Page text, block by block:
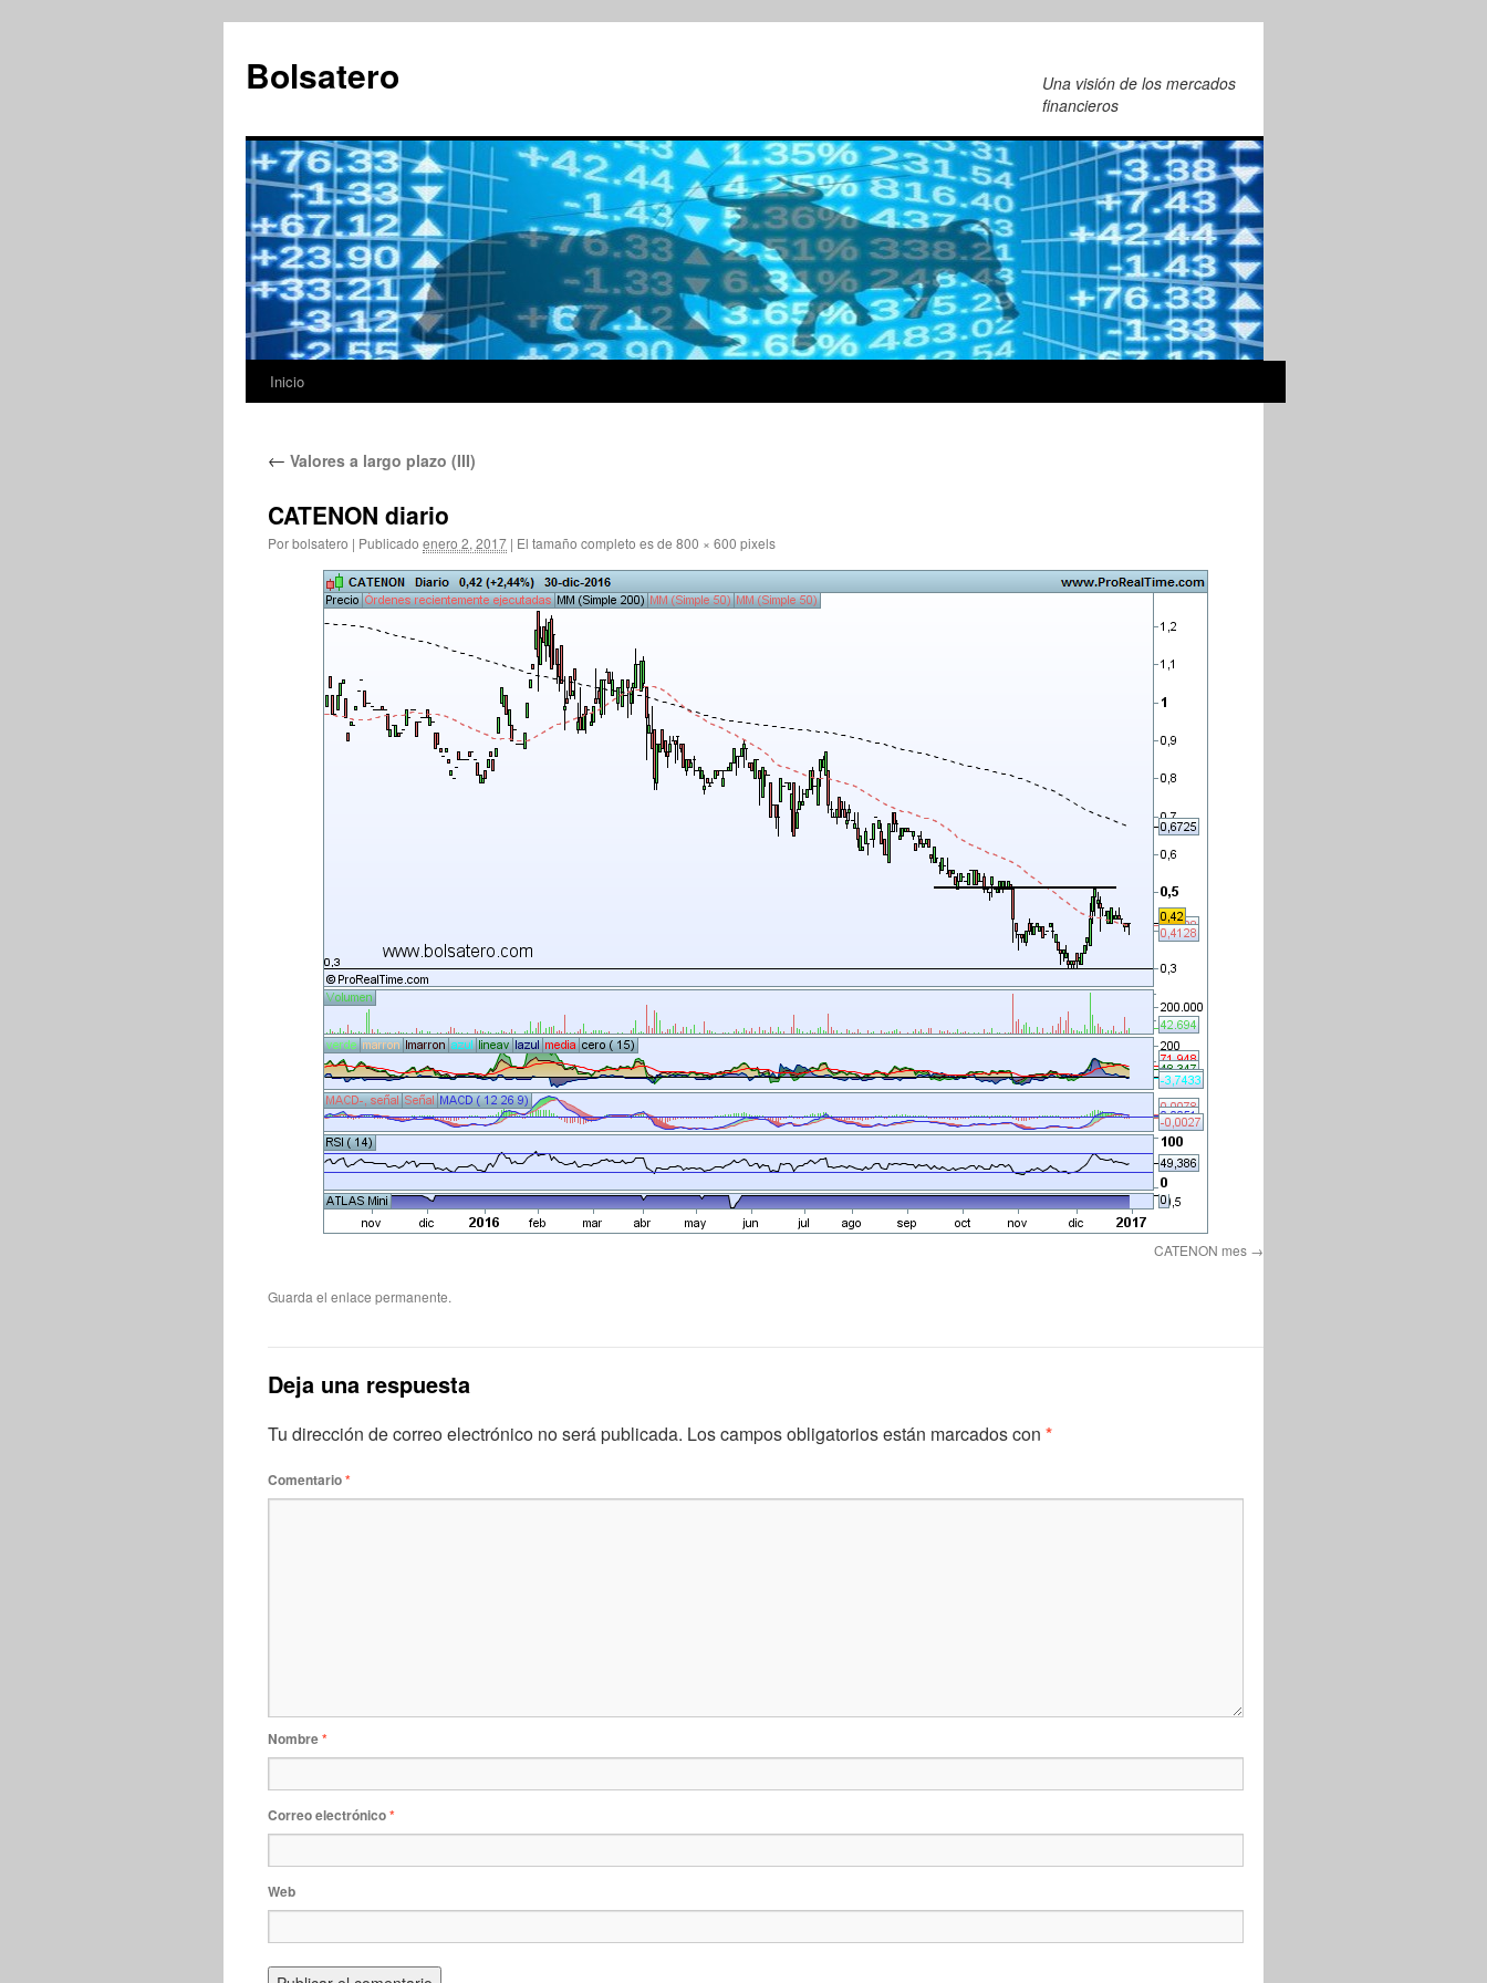
contenido
Bolsatero
Una visión de los mercados
financieros
Inicio
← Valores a largo plazo (III)
CATENON diario
Porbolsatero | Publicado enero 2, 2017 | El tamaño completo es de 800 × 600 pixels
CATENON mes
Guarda el enlace permanente.
Deja una respuesta
Tu dirección de correo electrónico no será publicada. Los campos obligatorios están marcados con *
Comentario*
Nombre*
Correo electrónico*
Web